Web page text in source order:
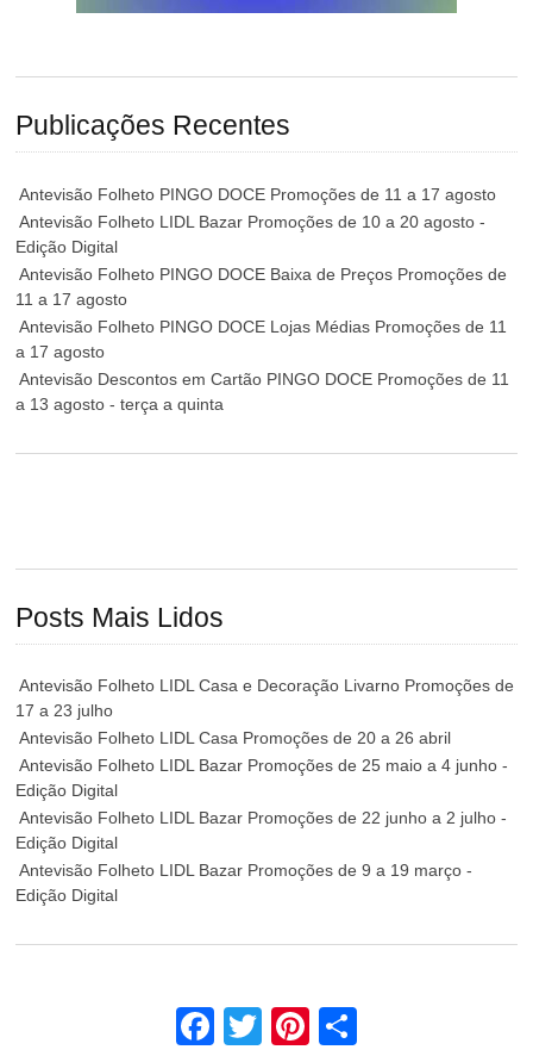
Publicações Recentes
Antevisão Folheto PINGO DOCE Promoções de 11 a 17 agosto
Antevisão Folheto LIDL Bazar Promoções de 10 a 20 agosto -
Edição Digital
Antevisão Folheto PINGO DOCE Baixa de Preços Promoções de
11 a 17 agosto
Antevisão Folheto PINGO DOCE Lojas Médias Promoções de 11
a 17 agosto
Antevisão Descontos em Cartão PINGO DOCE Promoções de 11
a 13 agosto - terça a quinta
Posts Mais Lidos
Antevisão Folheto LIDL Casa e Decoração Livarno Promoções de
17 a 23 julho
Antevisão Folheto LIDL Casa Promoções de 20 a 26 abril
Antevisão Folheto LIDL Bazar Promoções de 25 maio a 4 junho -
Edição Digital
Antevisão Folheto LIDL Bazar Promoções de 22 junho a 2 julho -
Edição Digital
Antevisão Folheto LIDL Bazar Promoções de 9 a 19 março -
Edição Digital
Facebook Twitter Pinterest